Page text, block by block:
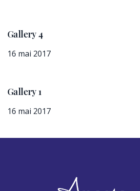
Gallery 4
16 mai 2017
Gallery 1
16 mai 2017